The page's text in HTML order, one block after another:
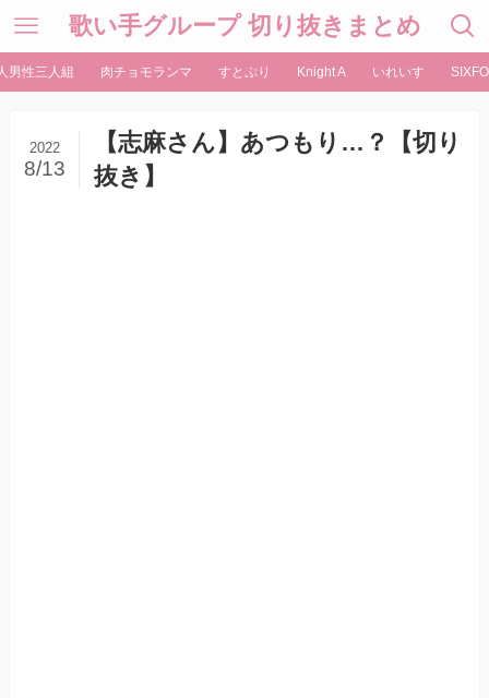
歌い手グループ 切り抜きまとめ
男性三人組 肉チョモランマ すとぷり Knight A いれいす
【志麻さん】あつもり…？【切り
抜き】
2022
8/13